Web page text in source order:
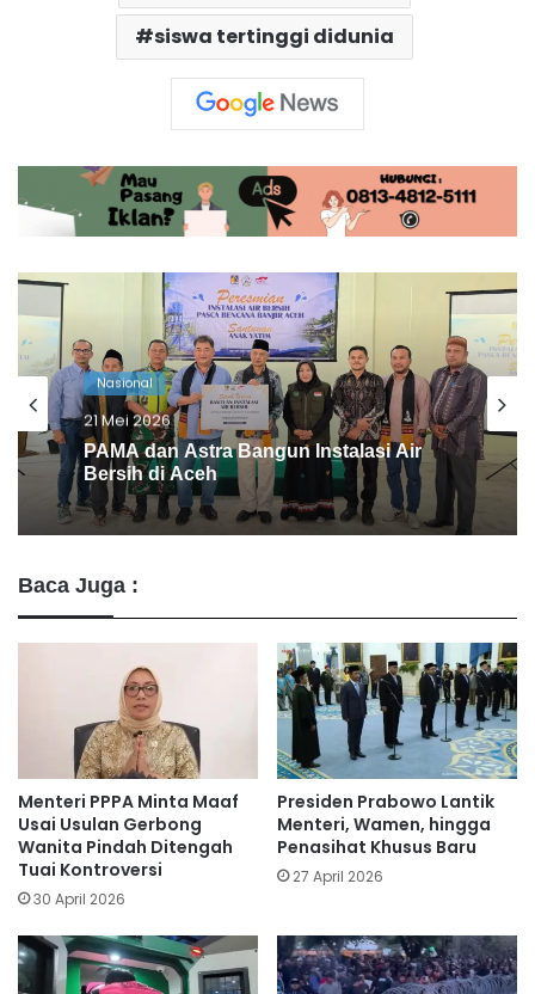
siswa tertinggi didunia
Nasional
15 Mei 2026
Viral! Anggota DPRD Jember Main
Game & Merokok Saat Rapat Kesehatan
Baca Juga :
Menteri PPPA Minta Maaf
Usai Usulan Gerbong
Wanita Pindah Ditengah
Tuai Kontroversi
30 April 2026
Presiden Prabowo Lantik
Menteri, Wamen, hingga
Penasihat Khusus Baru
27 April 2026